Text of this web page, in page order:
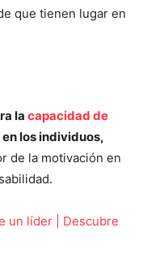
que tienen lugar en
la capacidad de
los individuos,
de la motivación en
un líder | Descubre